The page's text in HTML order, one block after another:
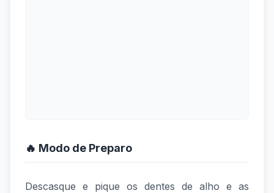
🔥 Modo de Preparo
Descasque e pique os dentes de alho e as